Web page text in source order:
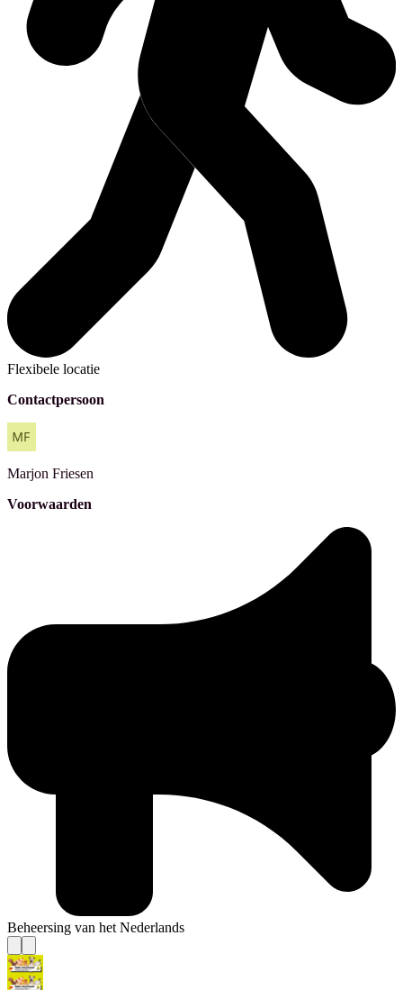
Flexibele locatie
Contactpersoon
Marjon Friesen
Voorwaarden
Beheersing van het Nederlands